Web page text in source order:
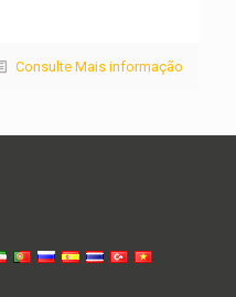
Consulte Mais informação